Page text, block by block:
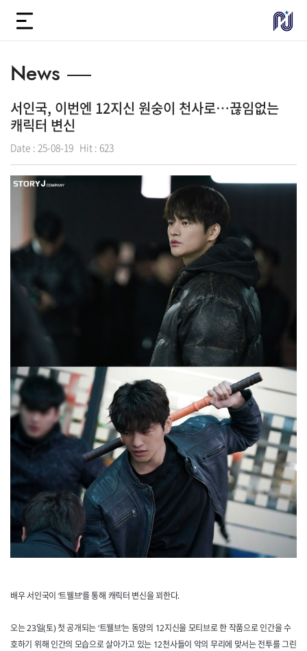
News
서인국, 이번엔 12지신 원숭이 천사로…끊임없는
캐릭터 변신
Date : 25-08-19 Hit : 623
배우 서인국이 ‘트웰브’를 통해 캐릭터 변신을 꾀한다.
오는 23일(토) 첫 공개되는 ‘트웰브’는 동양의 12지신을 모티브로 한 작품으로 인간을 수
호하기 위해 인간의 모습으로 살아가고 있는 12천사들이 악의 무리에 맞서는 전투를 그린